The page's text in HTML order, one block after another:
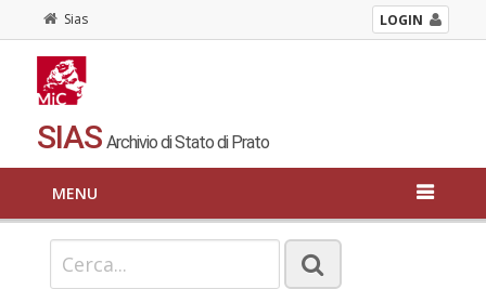
Sias LOGIN
SIAS Archivio di Stato di Prato
MENU